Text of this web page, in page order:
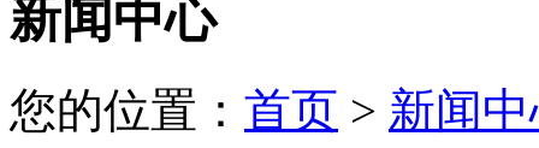
新闻中心
您的位置： 首页 > 新闻